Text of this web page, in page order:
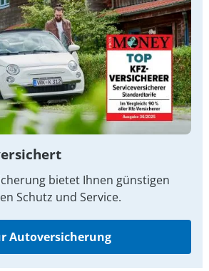
bietet Ihnen günstigen
Schutz und Service.
Autoversicherung